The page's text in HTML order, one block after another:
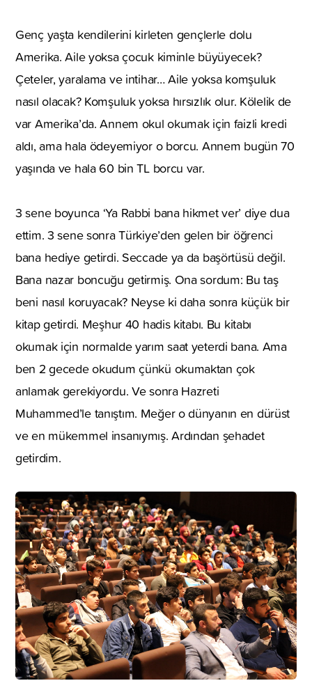
Genç yaşta kendilerini kirleten gençlerle dolu
Amerika. Aile yoksa çocuk kiminle büyüyecek?
Çeteler, yaralama ve intihar… Aile yoksa komşuluk
nasıl olacak? Komşuluk yoksa hırsızlık olur. Kölelik de
var Amerika’da. Annem okul okumak için faizli kredi
aldı, ama hala ödeyemiyor o borcu. Annem bugün 70
yaşında ve hala 60 bin TL borcu var.
3 sene boyunca ‘Ya Rabbi bana hikmet ver’ diye dua
ettim. 3 sene sonra Türkiye’den gelen bir öğrenci
bana hediye getirdi. Seccade ya da başörtüsü değil.
Bana nazar boncuğu getirmiş. Ona sordum: Bu taş
beni nasıl koruyacak? Neyse ki daha sonra küçük bir
kitap getirdi. Meşhur 40 hadis kitabı. Bu kitabı
okumak için normalde yarım saat yeterdi bana. Ama
ben 2 gecede okudum çünkü okumaktan çok
anlamak gerekiyordu. Ve sonra Hazreti
Muhammed’le tanıştım. Meğer o dünyanın en dürüst
ve en mükemmel insanıymış. Ardından şehadet
getirdim.